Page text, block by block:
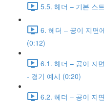
5.5. 헤더 – 기본 스
6. 헤더 – 공이 지면
(0:12)
6.1. 헤더 – 공이 지
- 경기 예시 (0:20)
6.2. 헤더 – 공이 지